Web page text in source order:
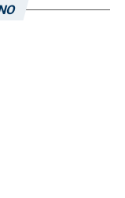
dioggi